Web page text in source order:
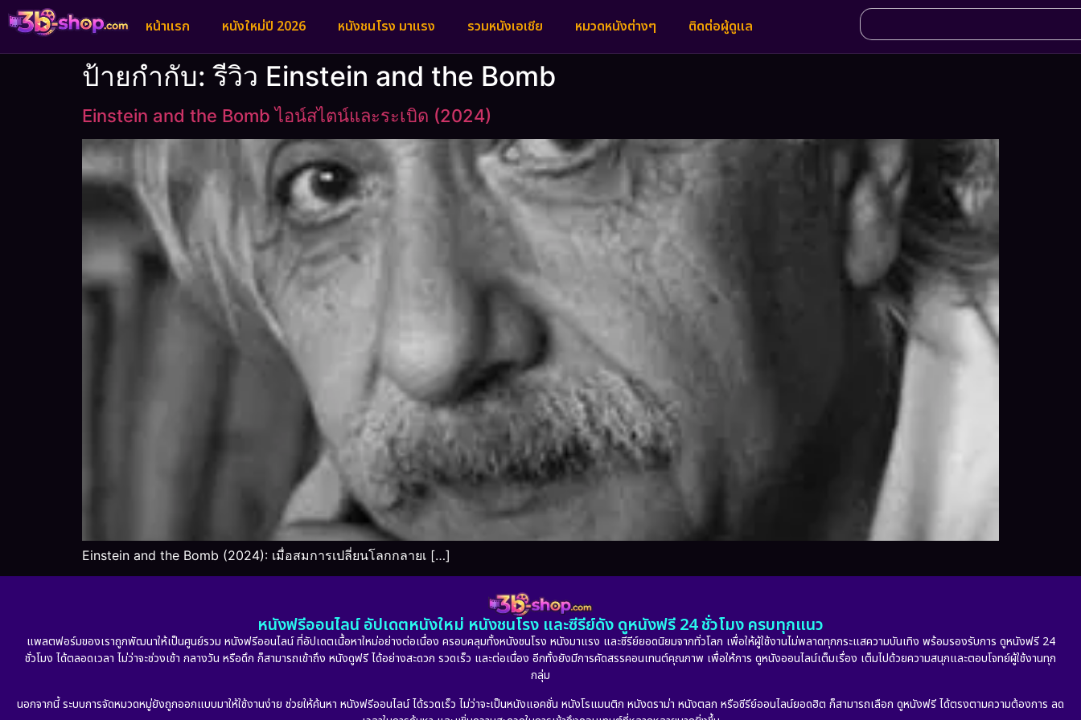
หน้าแรก หนังใหม่ปี 2026 หนังชนโรง มาแรง รวมหนังเอเชีย หมวดหนังต่างๆ ติดต่อผู้ดูแล
ป้ายกำกับ:รีวิว Einstein and the Bomb
Einstein and the Bomb ไอน์สไตน์และระเบิด (2024)
Einstein and the Bomb (2024): เมื่อสมการเปลี่ยนโลกกลายเ […]
หนังฟรีออนไลน์ อัปเดตหนังใหม่ หนังชนโรง และซีรีย์ดัง ดูหนังฟรี 24 ชั่วโมง ครบทุกแนว
แพลตฟอร์มของเราถูกพัฒนาให้เป็นศูนย์รวม หนังฟรีออนไลน์ ที่อัปเดตเนื้อหาใหม่อย่างต่อเนื่อง ครอบคลุมทั้งหนังชนโรง หนังมาแรง และซีรีย์ยอดนิยมจากทั่วโลก เพื่อให้ผู้ใช้งานไม่พลาดทุกกระแสความบันเทิง พร้อมรองรับการ ดูหนังฟรี 24
ชั่วโมง ได้ตลอดเวลา ไม่ว่าจะช่วงเช้า กลางวัน หรือดึก ก็สามารถเข้าถึง หนังดูฟรี ได้อย่างสะดวก รวดเร็ว และต่อเนื่อง อีกทั้งยังมีการคัดสรรคอนเทนต์คุณภาพ เพื่อให้การ ดูหนังออนไลน์เต็มเรื่อง เต็มไปด้วยความสนุกและตอบโจทย์ผู้ใช้งานทุก
กลุ่ม
นอกจากนี้ ระบบการจัดหมวดหมู่ยังถูกออกแบบมาให้ใช้งานง่าย ช่วยให้ค้นหา หนังฟรีออนไลน์ ได้รวดเร็ว ไม่ว่าจะเป็นหนังแอคชั่น หนังโรแมนติก หนังดราม่า หนังตลก หรือซีรีย์ออนไลน์ยอดฮิต ก็สามารถเลือก ดูหนังฟรี ได้ตรงตามความต้องการ ลด